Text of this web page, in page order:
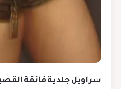
سراويل جلدية فائقة